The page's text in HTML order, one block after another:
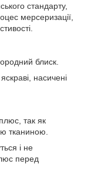
стандарту,
мерсеризації,
блиск.
насичені
так як
тканиною.
і не
перед